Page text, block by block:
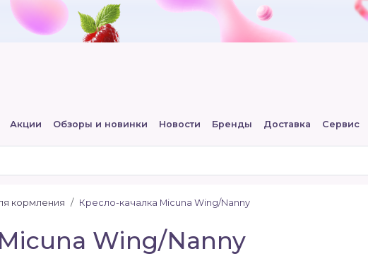
Акции Обзоры и новинки Новости Бренды Доставка Сервис
кормления Кресло-качалка Micuna Wing/Nanny
Wing/Nanny